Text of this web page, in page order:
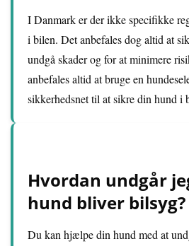
I Danmark er der ikke specifikke
i bilen. Det anbefales dog altid at
undgå skader og for at minimere
anbefales altid at bruge en
sikkerhedsnet til at sikre din hund i
Hvordan undgår
hund bliver bilsyg?
Du kan hjælpe din hund med at